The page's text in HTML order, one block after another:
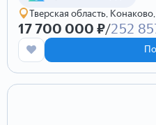
Тверская область,
17 700 000 ₽/252